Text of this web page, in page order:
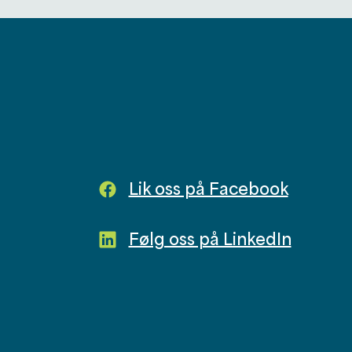
Lik oss på Facebook
Følg oss på LinkedIn